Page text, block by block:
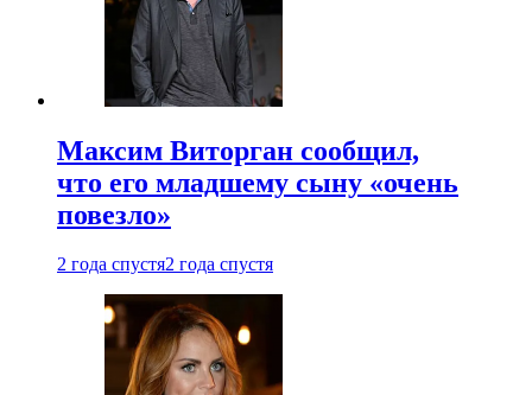
Максим Виторган сообщил,
что его младшему сыну «очень
повезло»
2 года спустя2 года спустя